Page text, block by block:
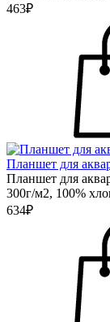
463₽
Планшет для
Планшет для
300г/м2, 100%
634₽